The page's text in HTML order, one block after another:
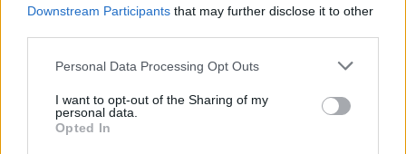
Downstream Participants that may further disclose it to other
Personal Data Processing Opt Outs
I want to opt-out of the Sharing of my
personal data.
Opted In
A rovat további cikkei